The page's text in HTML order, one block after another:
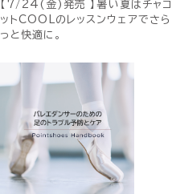
【7/24(金)発売 】暑い夏はチャコ
ットCOOLのレッスンウェアでさら
っと快適に。